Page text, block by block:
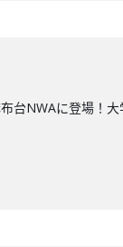
台NWAに登場！